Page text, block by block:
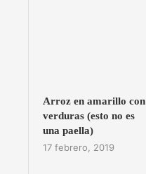
Arroz en amarillo con
verduras (esto no es
una paella)
17 febrero, 2019